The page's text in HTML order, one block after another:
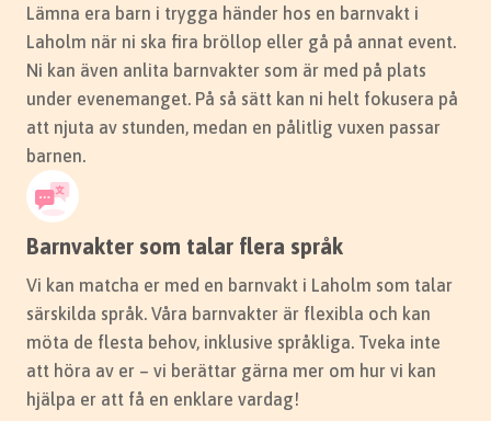
Lämna era barn i trygga händer hos en barnvakt i
Laholm när ni ska fira bröllop eller gå på annat event.
Ni kan även anlita barnvakter som är med på plats
under evenemanget. På så sätt kan ni helt fokusera på
att njuta av stunden, medan en pålitlig vuxen passar
barnen.
Barnvakter som talar flera språk
Vi kan matcha er med en barnvakt i Laholm som talar
särskilda språk. Våra barnvakter är flexibla och kan
möta de flesta behov, inklusive språkliga. Tveka inte
att höra av er – vi berättar gärna mer om hur vi kan
hjälpa er att få en enklare vardag!